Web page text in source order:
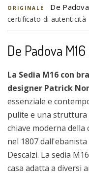
ORIGINALE De
certificato di autenticità
De Padova
La Sedia M16 con
designer Patrick
essenziale e
pulite e una
chiave moderna della
nel 1807
Descalzi. La sedia
casa adatta a diversi